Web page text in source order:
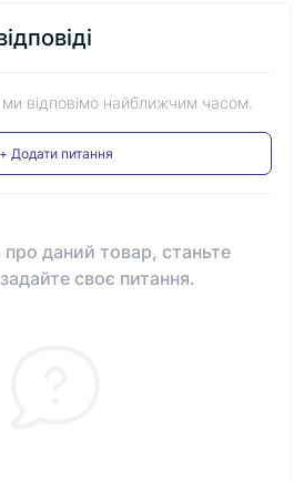
відповімо найближчим часом.
+ Додати питання
даний товар, станьте
своє питання.